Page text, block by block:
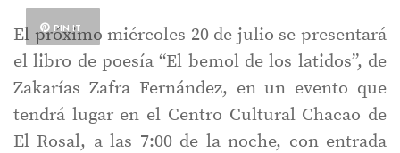
PIN IT
El próximo miércoles 20 de julio se presentará
el libro de poesía “El bemol de los latidos”, de
Zakarías Zafra Fernández, en un evento que
tendrá lugar en el Centro Cultural Chacao de
El Rosal, a las 7:00 de la noche, con entrada